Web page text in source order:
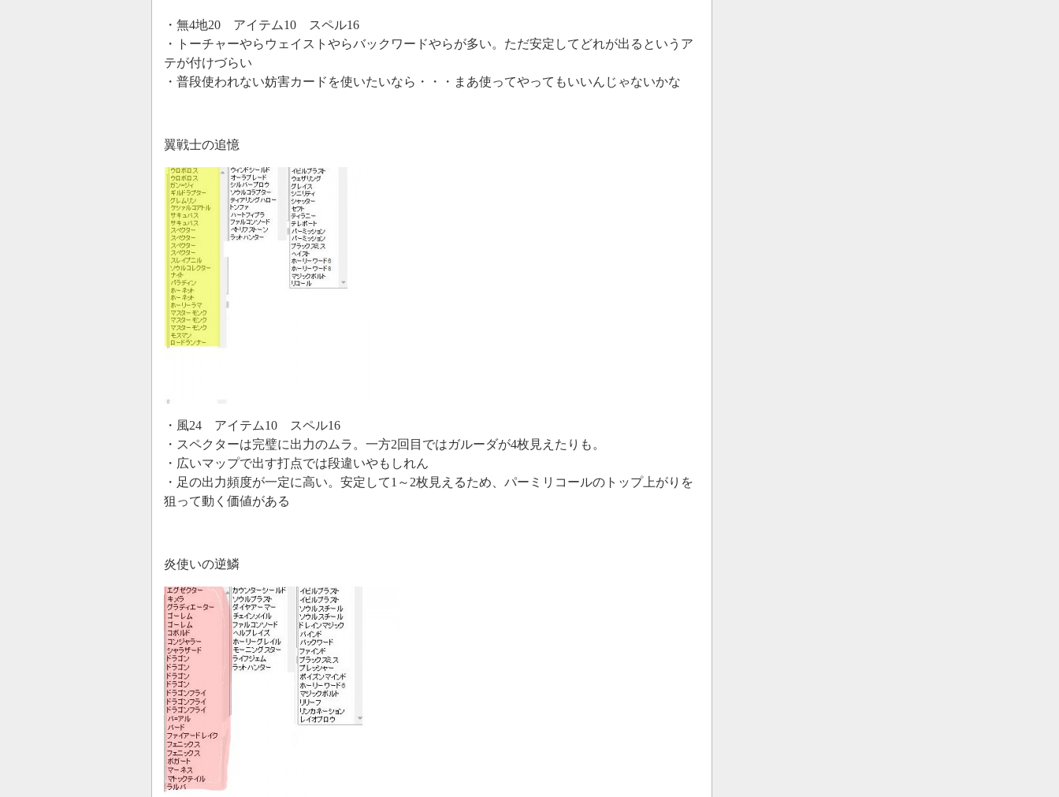
・無4地20 アイテム10 スペル16
・トーチャーやらウェイストやらバックワードやらが多い。ただ安定してどれが出るというア
テが付けづらい
・普段使われない妨害カードを使いたいなら・・・まあ使ってやってもいいんじゃないかな
翼戦士の追憶
・風24 アイテム10 スペル16
・スペクターは完璧に出力のムラ。一方2回目ではガルーダが4枚見えたりも。
・広いマップで出す打点では段違いやもしれん
・足の出力頻度が一定に高い。安定して1～2枚見えるため、パーミリコールのトップ上がりを
狙って動く価値がある
炎使いの逆鱗